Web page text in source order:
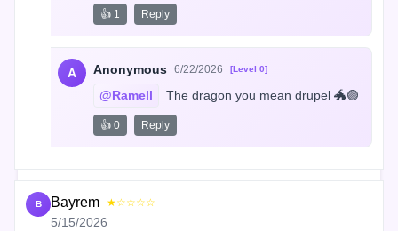
👍 1 Reply
A Anonymous 6/22/2026 [Level 0]
@Ramell The dragon you mean drupel 🐲🟣
👍 0 Reply
B Bayrem ★☆☆☆☆
5/15/2026